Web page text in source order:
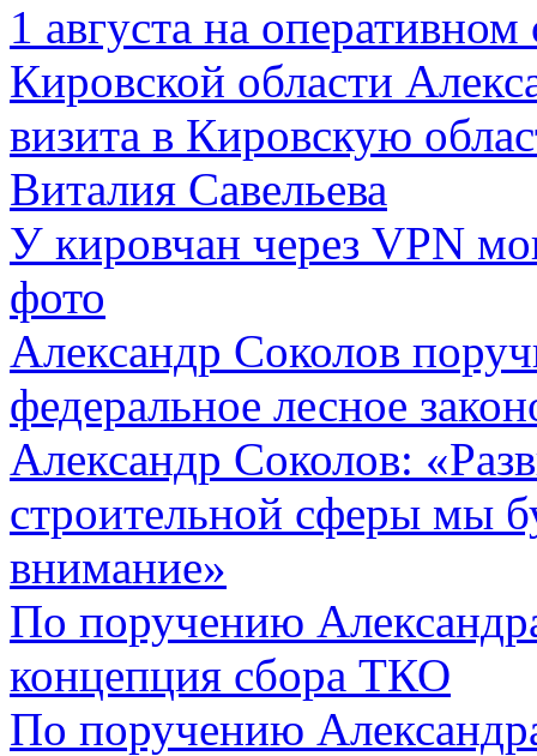
1 августа на
Кировской области
визита в Кировскую
Виталия Савельева
У кировчан через VPN
фото
Александр Соколов
федеральное лесное
Александр Соколов:
строительной сферы мы
внимание»
По поручению
концепция сбора ТКО
По поручению